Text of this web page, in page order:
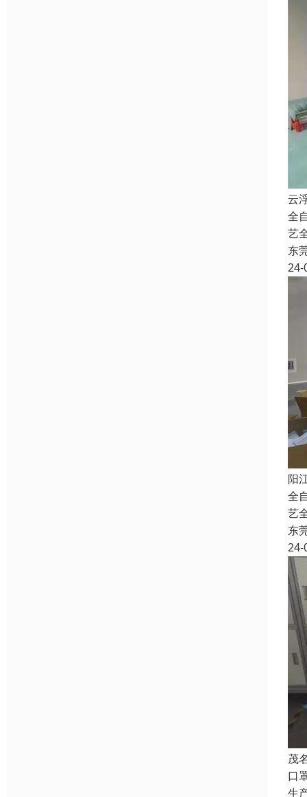
云
全
艺
东
24-
阳
全
艺
东
24-
茂
口
生